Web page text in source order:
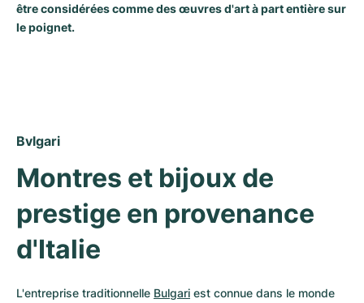
être considérées comme des œuvres d'art à part entière sur
le poignet.
Bvlgari
Montres et bijoux de
prestige en provenance
d'Italie
L'entreprise traditionnelle Bulgari est connue dans le monde